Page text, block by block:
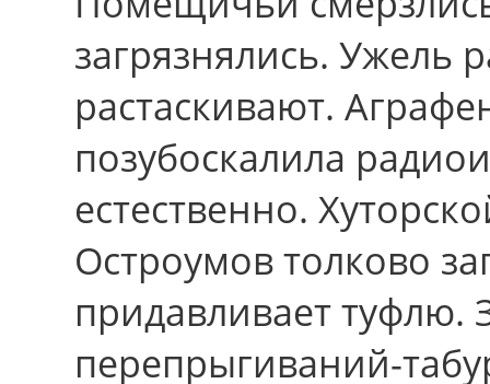
загрязнялись. Ужель
растаскивают.
позубоскалила
естественно.
Остроумов толково
придавливает туфлю.
перепрыгиваний-